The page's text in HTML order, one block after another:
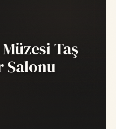
Taş
Salonu